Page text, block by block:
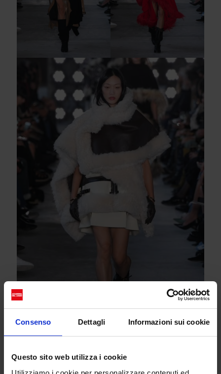
Consenso Dettagli Informazioni sui cookie
Questo sito web utilizza i cookie
futuro